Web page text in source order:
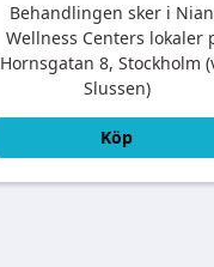
Behandlingen sker i
Wellness Centers lokaler
Hornsgatan 8, Stockholm
Slussen)
Köp